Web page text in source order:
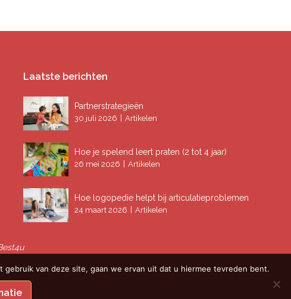
Laatste berichten
Partnerstrategieën
30 juli 2026 Artikelen
Hoe je spelend leert praten (2 tot 4 jaar)
26 mei 2026 Artikelen
Hoe logopedie helpt bij articulatieproblemen
24 maart 2026 Artikelen
van deze site, gaan we ervan uit dat u hiermee tevreden bent.